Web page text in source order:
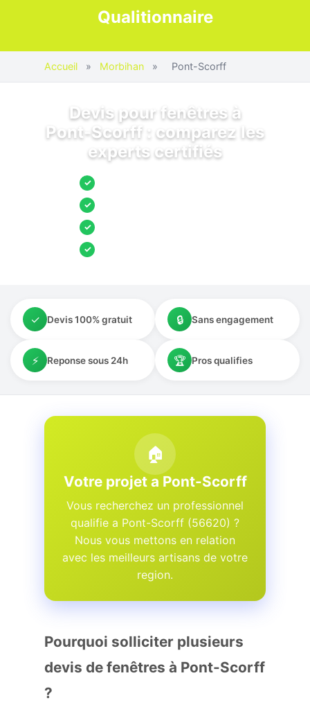
Qualitionnaire
Accueil » Morbihan » Pont-Scorff
Devis pour fenêtres à
Pont-Scorff : comparez les
experts certifiés
✓
✓
✓
✓
✓ Devis 100% gratuit 🔒 Sans engagement
⚡ Reponse sous 24h 🏆 Pros qualifies
🏠
Votre projet a Pont-Scorff
Vous recherchez un professionnel
qualifie a Pont-Scorff (56620) ?
Nous vous mettons en relation
avec les meilleurs artisans de votre
region.
Pourquoi solliciter plusieurs
devis de fenêtres à Pont-Scorff
?